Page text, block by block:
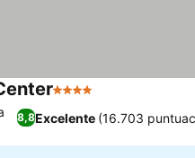
4 Estrellas
8,8Excelente (16.703